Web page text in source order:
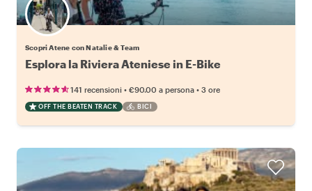
Scopri Atene con Natalie & Team
Esplora la Riviera Ateniese in E-Bike
141 recensioni • €90.00 a persona • 3 ore
OFF THE BEATEN TRACK BICI